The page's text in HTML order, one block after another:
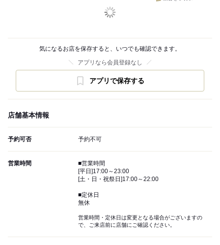
気になるお店を保存すると、いつでも確認できます。
アプリなら会員登録なし
アプリで保存する
店舗基本情報
予約可否 予約不可
営業時間
■営業時間
[平日]17:00～23:00
[土・日・祝祭日]17:00～22:00
■定休日
無休
営業時間・定休日は変更となる場合がございますの
で、ご来店前に店舗にご確認ください。